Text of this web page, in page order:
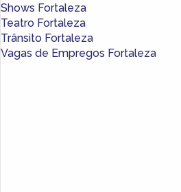
Shows Fortaleza
Teatro Fortaleza
Trânsito Fortaleza
Vagas de Empregos Fortaleza